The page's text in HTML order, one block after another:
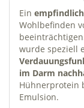
Ein
Wohlbefinden
wurde speziell
im Darm
Hühnerprotein
Emulsion.